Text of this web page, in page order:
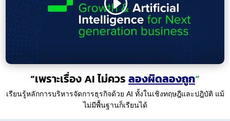
“เพราะเรื่อง AI ไม่ควรลองผิดลองถูก“
เรียนรู้หลักการบริหารจัดการธุรกิจด้วย AI ทั้งในเชิงทฤษฎีและปฎิบัติ แม้
ไม่มีพื้นฐานก็เรียนได้